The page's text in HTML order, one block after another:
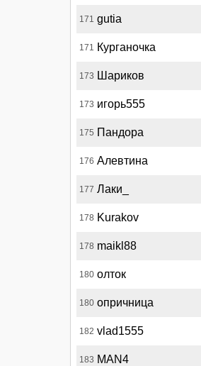
171 gutia
171 Курганочка
173 Шариков
173 игорь555
175 Пандора
176 Алевтина
177 Лаки_
178 Kurakov
178 maikl88
180 олток
180 опричница
182 vlad1555
183 MAN4